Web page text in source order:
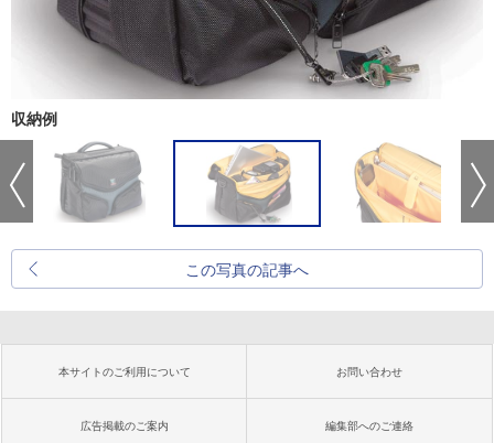
収納例
この写真の記事へ
本サイトのご利用について お問い合わせ
広告掲載のご案内 編集部へのご連絡